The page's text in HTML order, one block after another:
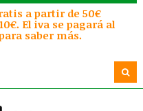
a partir de 50€
El iva se pagará al
saber más.